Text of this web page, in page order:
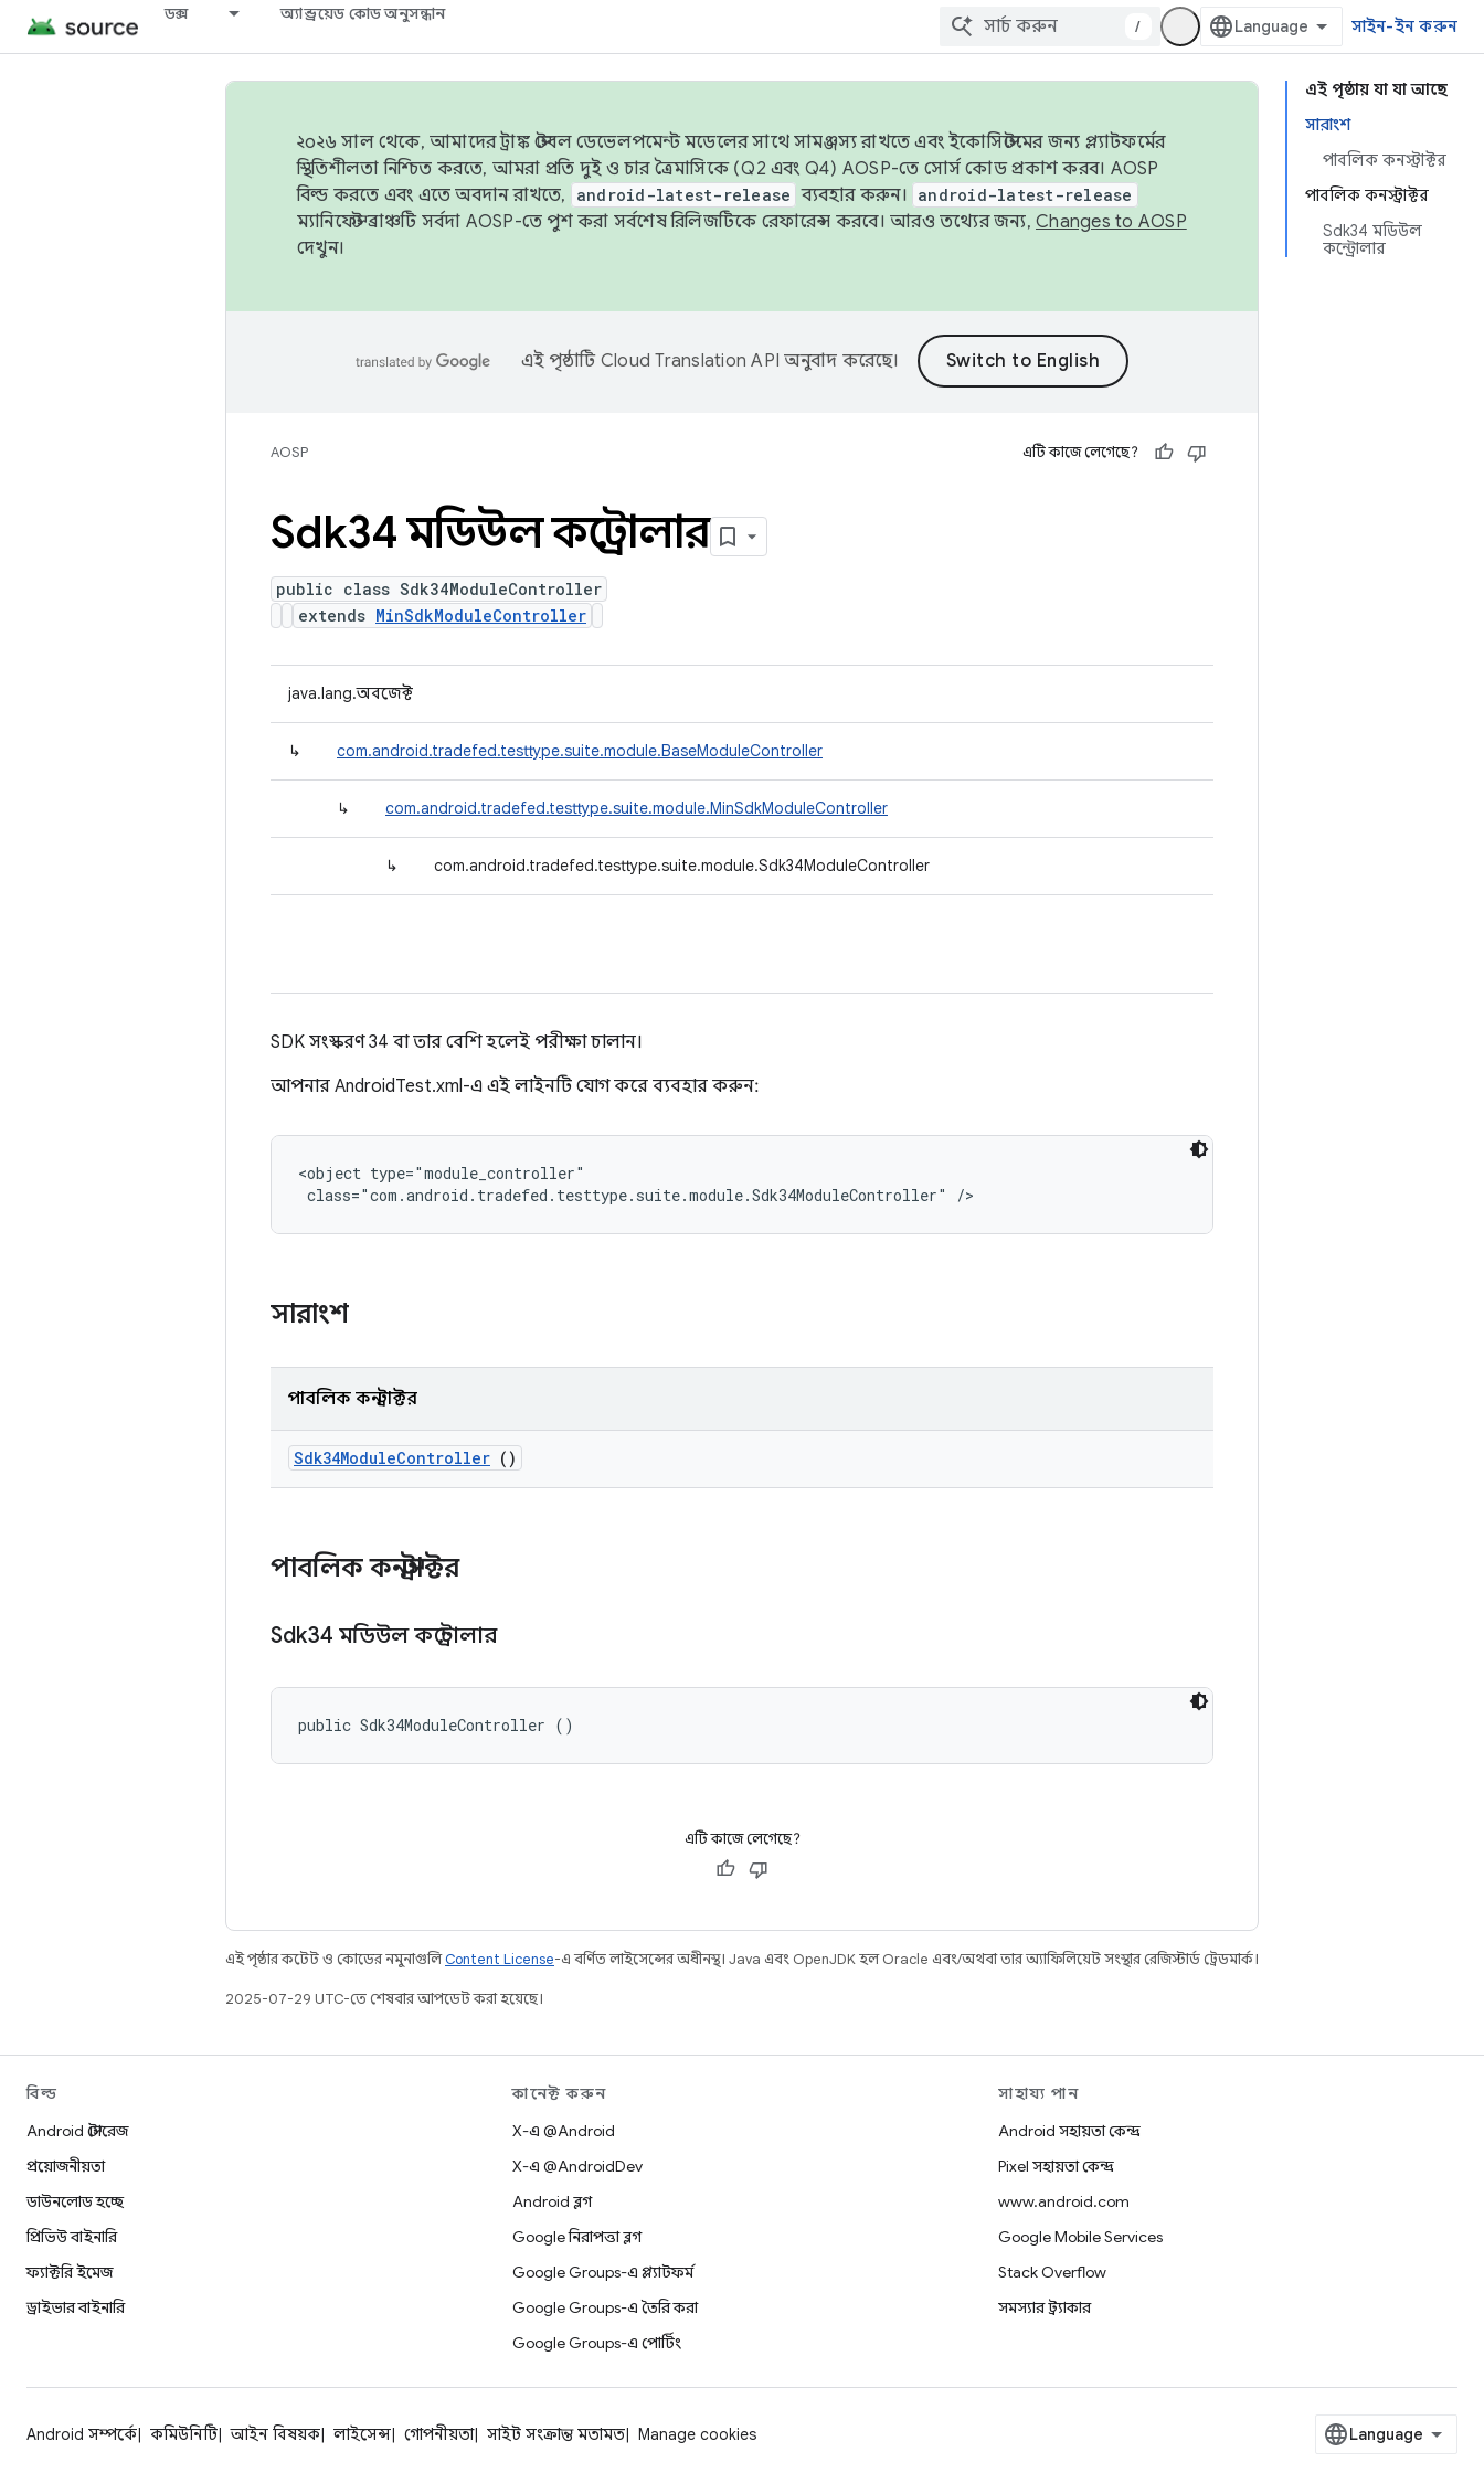
ডক্স অ্যান্ড্রয়েড কোড অনুসন্ধান
/ সাইন-ইন করুন
এই পৃষ্ঠায় যা যা আছে
সারাংশ
পাবলিক কনস্ট্রাক্টর
পাবলিক কনস্ট্রাক্টর
Sdk34 মডিউল
কন্ট্রোলার
২০২৬ সাল থেকে, আমাদের ট্রাঙ্ক স্টেবল ডেভেলপমেন্ট মডেলের সাথে সামঞ্জস্য রাখতে এবং ইকোসিস্টেমের জন্য প্ল্যাটফর্মের
স্থিতিশীলতা নিশ্চিত করতে, আমরা প্রতি দুই ও চার ত্রৈমাসিকে (Q2 এবং Q4) AOSP-তে সোর্স কোড প্রকাশ করব। AOSP
বিল্ড করতে এবং এতে অবদান রাখতে,
android-latest-release ব্যবহার করুন। android-latest-release
ম্যানিফেস্ট ব্রাঞ্চটি সর্বদা AOSP-তে পুশ করা সর্বশেষ রিলিজটিকে রেফারেন্স করবে। আরও তথ্যের জন্য, Changes to AOSP
দেখুন।
এই পৃষ্ঠাটি Cloud Translation API অনুবাদ করেছে।
AOSP এটি কাজে লেগেছে?
Sdk34 মডিউল কন্ট্রোলার
public class Sdk34ModuleController
extends MinSdkModuleController
java.lang.অবজেক্ট
↳ com.android.tradefed.testtype.suite.module.BaseModuleController
↳ com.android.tradefed.testtype.suite.module.MinSdkModuleController
↳ com.android.tradefed.testtype.suite.module.Sdk34ModuleController
SDK সংস্করণ 34 বা তার বেশি হলেই পরীক্ষা চালান।
আপনার AndroidTest.xml-এ এই লাইনটি যোগ করে ব্যবহার করুন:
<object type="module_controller"
class="com.android.tradefed.testtype.suite.module.Sdk34ModuleController" />
সারাংশ
পাবলিক কনস্ট্রাক্টর
Sdk34ModuleController ()
পাবলিক কনস্ট্রাক্টর
Sdk34 মডিউল কন্ট্রোলার
public Sdk34ModuleController ()
এটি কাজে লেগেছে?
এই পৃষ্ঠার কন্টেন্ট ও কোডের নমুনাগুলিContent License-এ বর্ণিত লাইসেন্সের অধীনস্থ। Java এবং OpenJDK হল Oracle এবং/অথবা তার অ্যাফিলিয়েট সংস্থার রেজিস্টার্ড ট্রেডমার্ক।
2025-07-29 UTC-তে শেষবার আপডেট করা হয়েছে।
বিল্ড
Android স্টোরেজ
প্রয়োজনীয়তা
ডাউনলোড হচ্ছে
প্রিভিউ বাইনারি
ফ্যাক্টরি ইমেজ
ড্রাইভার বাইনারি
কানেক্ট করুন
X-এ @Android
X-এ @AndroidDev
Android ব্লগ
Google নিরাপত্তা ব্লগ
Google Groups-এ প্ল্যাটফর্ম
Google Groups-এ তৈরি করা
Google Groups-এ পোর্টিং
সাহায্য পান
Android সহায়তা কেন্দ্র
Pixel সহায়তা কেন্দ্র
www.android.com
Google Mobile Services
Stack Overflow
সমস্যার ট্র্যাকার
Android সম্পর্কে কমিউনিটি আইন বিষয়ক লাইসেন্স গোপনীয়তা সাইট সংক্রান্ত মতামত Manage cookies